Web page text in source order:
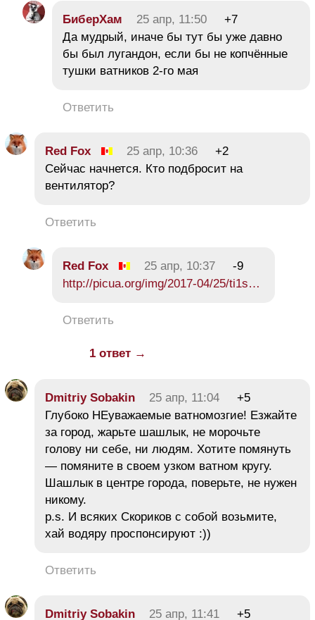
БиберХам 25 апр, 11:50
+7
Да мудрый, иначе бы тут бы уже давно
бы был лугандон, если бы не копчённые
тушки ватников 2-го мая
Ответить
Red Fox 25 апр, 10:36
+2
Сейчас начнется. Кто подбросит на
вентилятор?
Ответить
Red Fox 25 апр, 10:37
-9
http://picua.org/img/2017-04/25/ti1s…
Ответить
1 ответ →
Dmitriy Sobakin 25 апр, 11:04
+5
Глубоко НЕуважаемые ватномозгие! Езжайте
за город, жарьте шашлык, не морочьте
голову ни себе, ни людям. Хотите помянуть
— помяните в своем узком ватном кругу.
Шашлык в центре города, поверьте, не нужен
никому.
p.s. И всяких Скориков с собой возьмите,
хай водяру проспонсируют :))
Ответить
Dmitriy Sobakin 25 апр, 11:41 +5